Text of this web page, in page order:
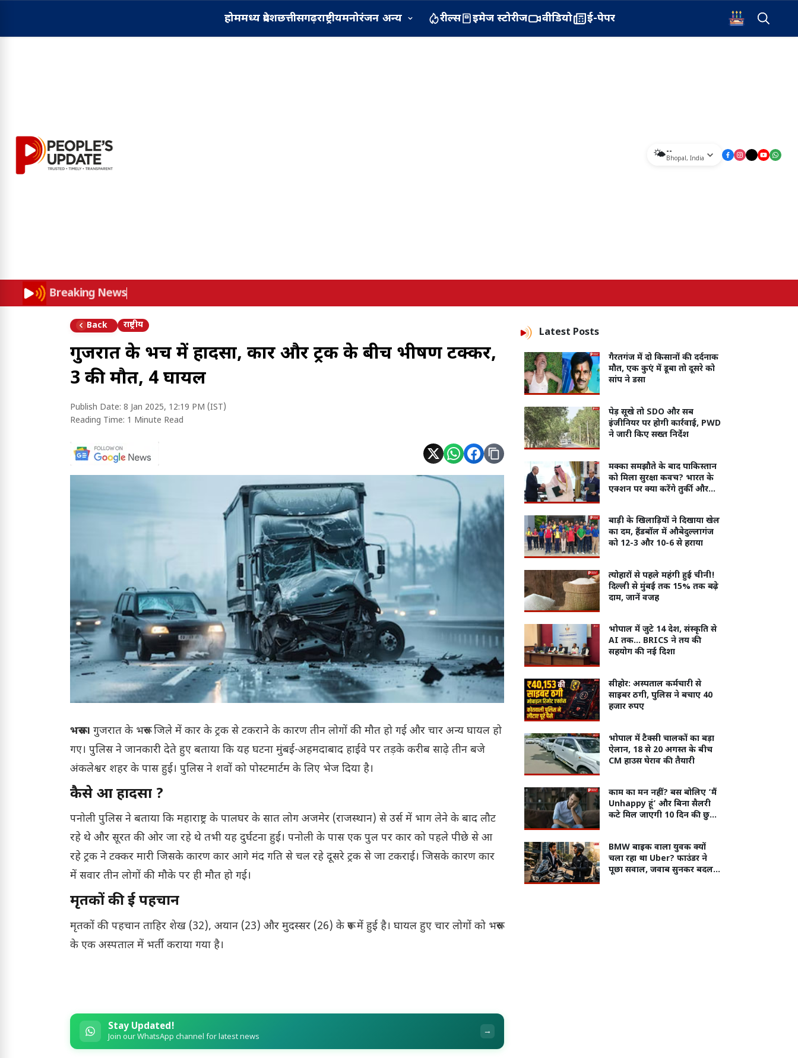
होममध्य प्रदेशछत्तीसगढ़राष्ट्रीयमनोरंजन अन्य रील्स इमेज स्टोरीज वीडियो ई-पेपर
🌤️--
Bhopal, India
Breaking News
Back राष्ट्रीय
गुजरात के भरूच में हादसा, कार और ट्रक के बीच भीषण टक्कर,
3 की मौत, 4 घायल
Publish Date: 8 Jan 2025, 12:19 PM (IST)
Reading Time: 1 Minute Read
भरूच। गुजरात के भरूच जिले में कार के ट्रक से टकराने के कारण तीन लोगों की मौत हो गई और चार अन्य घायल हो
गए। पुलिस ने जानकारी देते हुए बताया कि यह घटना मुंबई-अहमदाबाद हाईवे पर तड़के करीब साढ़े तीन बजे
अंकलेश्वर शहर के पास हुई। पुलिस ने शवों को पोस्टमार्टम के लिए भेज दिया है।
कैसे हुआ हादसा ?
पनोली पुलिस ने बताया कि महाराष्ट्र के पालघर के सात लोग अजमेर (राजस्थान) से उर्स में भाग लेने के बाद लौट
रहे थे और सूरत की ओर जा रहे थे तभी यह दुर्घटना हुई। पनोली के पास एक पुल पर कार को पहले पीछे से आ
रहे ट्रक ने टक्कर मारी जिसके कारण कार आगे मंद गति से चल रहे दूसरे ट्रक से जा टकराई। जिसके कारण कार
में सवार तीन लोगों की मौके पर ही मौत हो गई।
मृतकों की हुई पहचान
मृतकों की पहचान ताहिर शेख (32), अयान (23) और मुदस्सर (26) के रूप में हुई है। घायल हुए चार लोगों को भरूच
के एक अस्पताल में भर्ती कराया गया है।
Stay Updated!
Join our WhatsApp channel for latest news →
Latest Posts
गैरतगंज में दो किसानों की दर्दनाक
मौत, एक कुएं में डूबा तो दूसरे को
सांप ने डसा
पेड़ सूखे तो SDO और सब
इंजीनियर पर होगी कार्रवाई, PWD
ने जारी किए सख्त निर्देश
मक्का समझौते के बाद पाकिस्तान
को मिला सुरक्षा कवच? भारत के
एक्शन पर क्या करेंगे तुर्की और
बाड़ी के खिलाड़ियों ने दिखाया खेल
का दम, हैंडबॉल में औबेदुल्लागंज
को 12-3 और 10-6 से हराया
त्योहारों से पहले महंगी हुई चीनी!
दिल्ली से मुंबई तक 15% तक बढ़े
दाम, जानें वजह
भोपाल में जुटे 14 देश, संस्कृति से
AI तक… BRICS ने तय की
सहयोग की नई दिशा
सीहोर: अस्पताल कर्मचारी से
साइबर ठगी, पुलिस ने बचाए 40
हजार रुपए
भोपाल में टैक्सी चालकों का बड़ा
ऐलान, 18 से 20 अगस्त के बीच
CM हाउस घेराव की तैयारी
काम का मन नहीं? बस बोलिए ‘मैं
Unhappy हूं’ और बिना सैलरी
कटे मिल जाएगी 10 दिन की छुट्टी,
BMW बाइक वाला युवक क्यों
चला रहा था Uber? फाउंडर ने
पूछा सवाल, जवाब सुनकर बदल